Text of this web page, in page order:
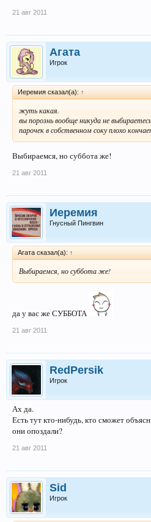
21 авг 2011
Агата
Игрок
Иеремия сказал(а): ↑
жуть какая.
вы порознь вообще никуда не
парочек в собственном соку плохо
Выбираемся, но суббота же!
21 авг 2011
Иеремия
Гнусный Пингвин
Агата сказал(а): ↑
Выбираемся, но суббота же!
да у вас же СУББОТА
21 авг 2011
RedPersik
Игрок
Ах да.
Есть тут кто-нибудь, кто сможет
они опоздали?
21 авг 2011
Sid
Игрок